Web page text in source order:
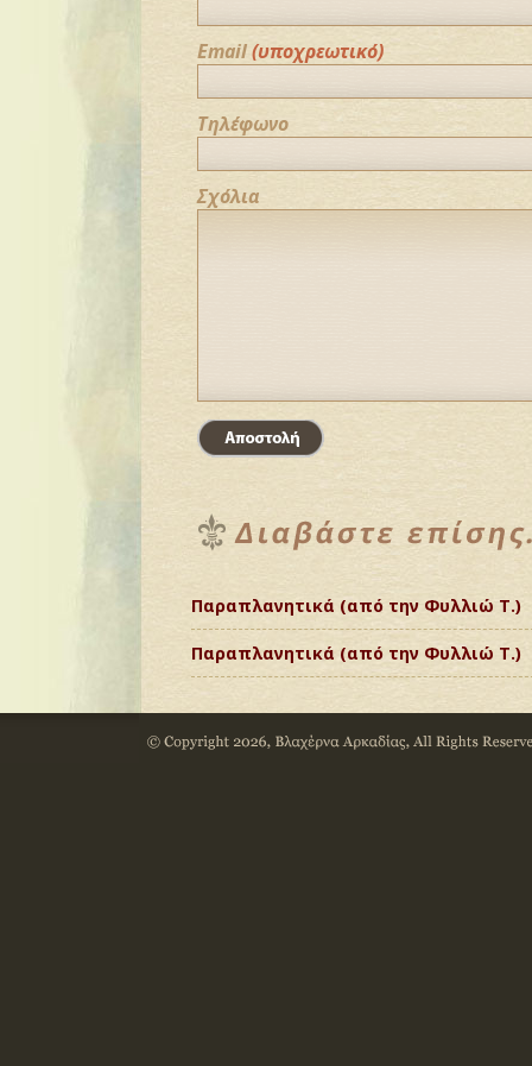
Email(υποχρεωτικό)
Τηλέφωνο
Σχόλια
Παραπλανητικά (από την Φυλλιώ Τ.)
Παραπλανητικά (από την Φυλλιώ Τ.)